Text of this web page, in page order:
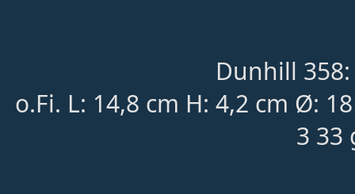
Dunhill
o.Fi. L: 14,8 cm H: 4,2 cm Ø:
3 33